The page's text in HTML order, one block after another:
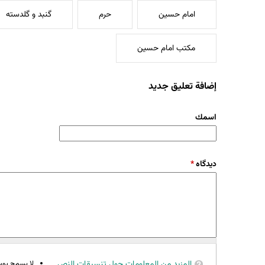
امام حسین حرم گنبد و گلدسته
مکتب امام حسین
إضافة تعليق جديد
‏اسمك ‏
‏دیدگاه ‏*